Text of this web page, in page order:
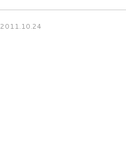
2011.10.24